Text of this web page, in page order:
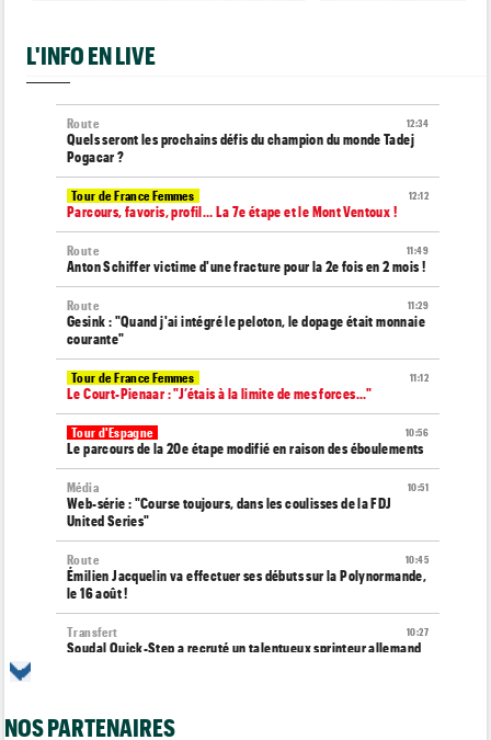
L'INFO EN LIVE
12:34
Route
Quels seront les prochains défis du champion du monde Tadej
Pogacar ?
12:12
Tour de France Femmes
Parcours, favoris, profil… La 7e étape et le Mont Ventoux !
11:49
Route
Anton Schiffer victime d'une fracture pour la 2e fois en 2 mois !
11:29
Route
Gesink : "Quand j'ai intégré le peloton, le dopage était monnaie
courante"
11:12
Tour de France Femmes
Le Court-Pienaar : "J’étais à la limite de mes forces..."
10:56
Tour d'Espagne
Le parcours de la 20e étape modifié en raison des éboulements
10:51
Média
Web-série : "Course toujours, dans les coulisses de la FDJ
United Series"
10:45
Route
Émilien Jacquelin va effectuer ses débuts sur la Polynormande,
le 16 août !
10:27
Transfert
Soudal Quick-Step a recruté un talentueux sprinteur allemand
Célia Géry, 5e à domicile : "J'ai tout donné..."
NOS PARTENAIRES